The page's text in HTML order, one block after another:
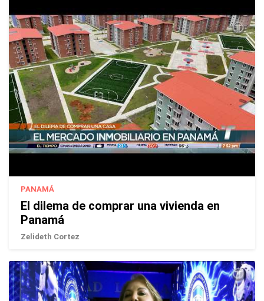
PANAMÁ
El dilema de comprar una vivienda en
Panamá
Zelideth Cortez